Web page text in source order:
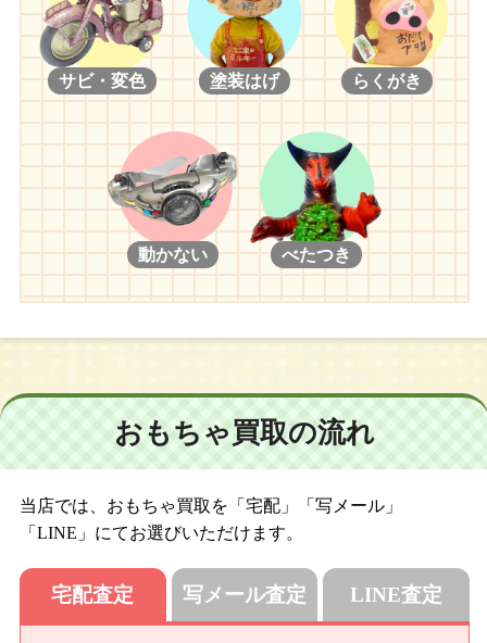
サビ・変色 塗装はげ らくがき
動かない べたつき
おもちゃ買取の流れ
当店では、おもちゃ買取を「宅配」「写メール」
「LINE」にてお選びいただけます。
宅配査定 写メール査定 LINE査定